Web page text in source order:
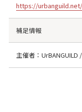
https://
補足情報
主催者：UrBANGUILD